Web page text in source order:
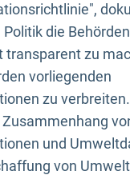
die
transparent zu
vorliegenden
zu
und
von